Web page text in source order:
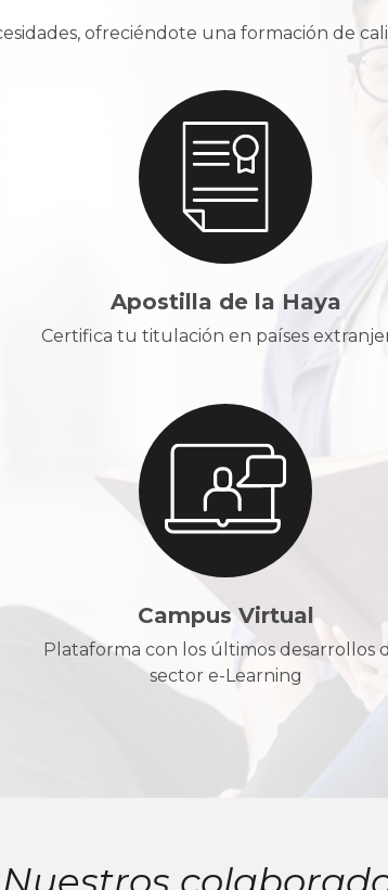
ofreciéndote una formación de
Apostilla de la Haya
Certifica tu titulación en países
Campus Virtual
Plataforma con los últimos desarrollos
sector e-Learning